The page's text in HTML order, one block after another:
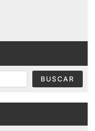
BUSCAR